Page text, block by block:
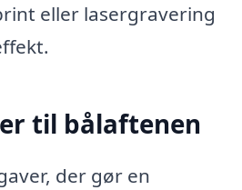
eller lasergravering
til bålaftenen
der gør en